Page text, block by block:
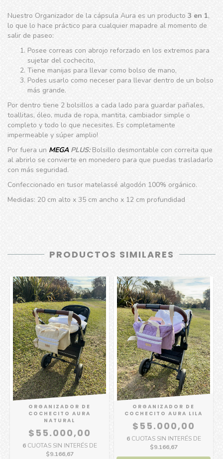
Nuestro Organizador de la cápsula Aura es un producto 3 en 1,
lo que lo hace práctico para cualquier mapadre al momento de
salir de paseo:
Posee correas con abrojo reforzado en los extremos para
sujetar del cochecito,
Tiene manijas para llevar como bolso de mano,
Podes usarlo como neceser para llevar dentro de un bolso
más grande.
Por dentro tiene 2 bolsillos a cada lado para guardar pañales,
toallitas, óleo, muda de ropa, mantita, cambiador simple o
completo y todo lo que necesites. Es completamente
impermeable y súper amplio!
Por fuera un MEGA PLUS:Bolsillo desmontable con correita que
al abrirlo se convierte en monedero para que puedas trasladarlo
con más seguridad.
Confeccionado en tusor matelassé algodón 100% orgánico.
Medidas: 20 cm alto x 35 cm ancho x 12 cm profundidad
PRODUCTOS SIMILARES
ORGANIZADOR DE
COCHECITO AURA
NATURAL
$55.000,00
6 CUOTAS SIN INTERÉS DE
$9.166,67
ORGANIZADOR DE
COCHECITO AURA LILA
$55.000,00
6 CUOTAS SIN INTERÉS DE
$9.166,67